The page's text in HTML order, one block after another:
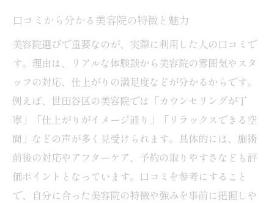
口コミから分かる美容院の特徴と魅力
美容院選びで重要なのが、実際に利用した人の口コミで
す。理由は、リアルな体験談から美容院の雰囲気やスタ
ッフの対応、仕上がりの満足度などが分かるからです。
例えば、世田谷区の美容院では「カウンセリングが丁
寧」「仕上がりがイメージ通り」「リラックスできる空
間」などの声が多く見受けられます。具体的には、施術
前後の対応やアフターケア、予約の取りやすさなども評
価ポイントとなっています。口コミを参考にすること
で、自分に合った美容院の特徴や強みを事前に把握しや